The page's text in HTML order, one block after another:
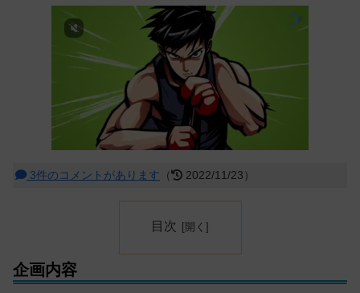
3件のコメントがあります （ 2022/11/23）
目次
企画内容